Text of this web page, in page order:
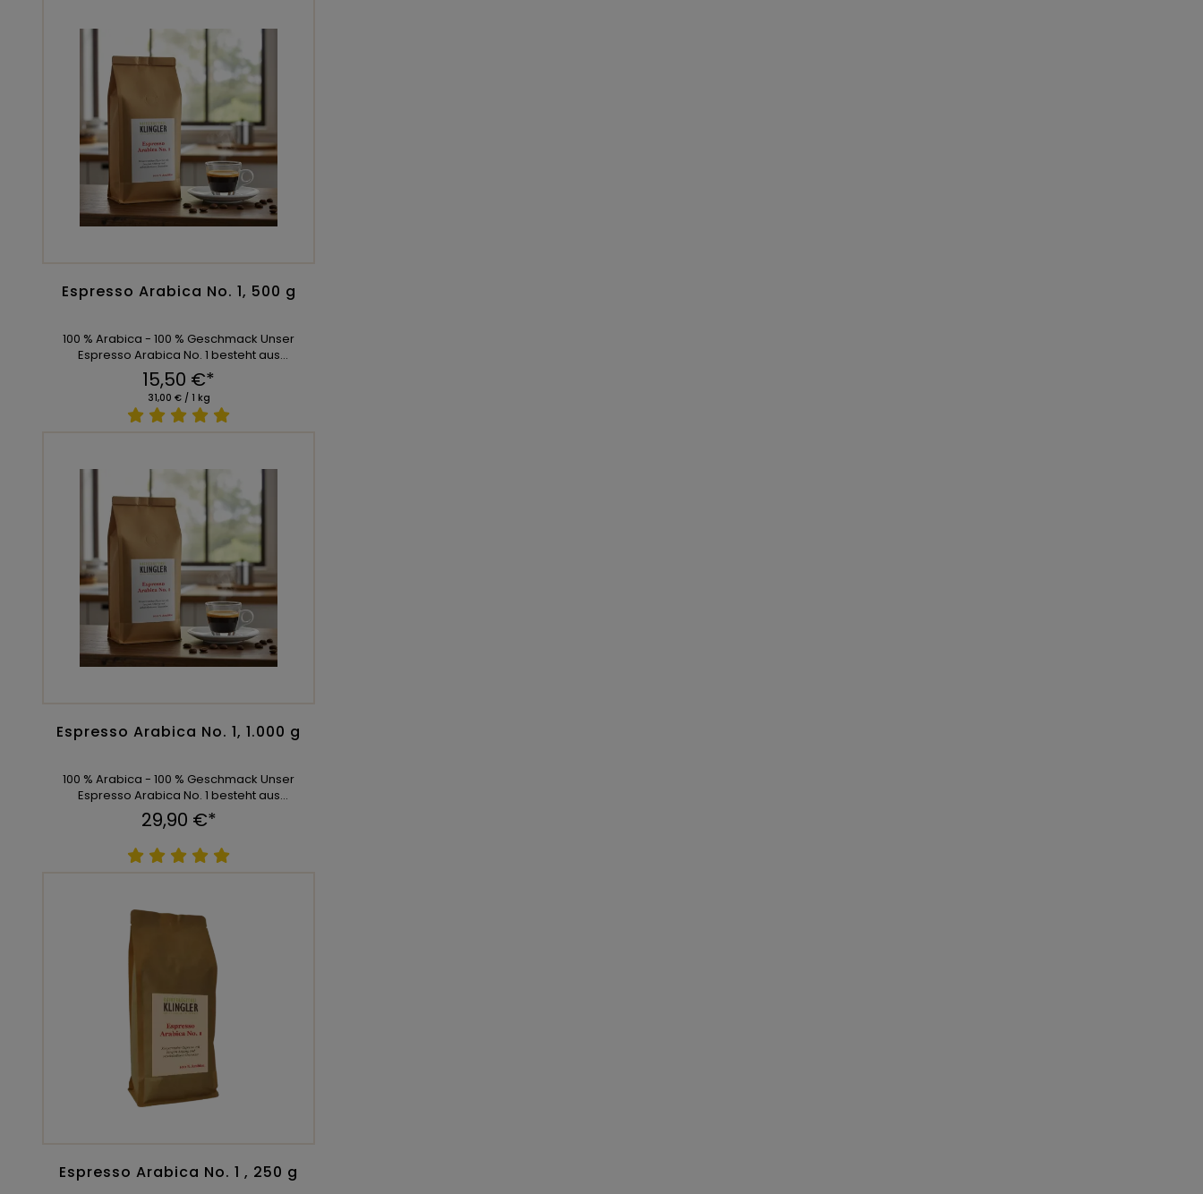
Espresso Arabica No. 1, 500 g
100 % Arabica - 100 % Geschmack Unser
Espresso Arabica No. 1 besteht aus
ausgewählten 100 % Ara ...
15,50 €*
31,00 € / 1 kg
Espresso Arabica No. 1, 1.000 g
100 % Arabica - 100 % Geschmack Unser
Espresso Arabica No. 1 besteht aus
ausgewählten 100 % Ara ...
29,90 €*
Espresso Arabica No. 1 , 250 g